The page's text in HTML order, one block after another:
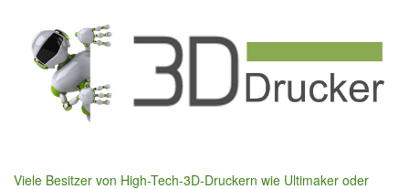
content
Viele Besitzer von High-Tech-3D-Druckern wie Ultimaker oder